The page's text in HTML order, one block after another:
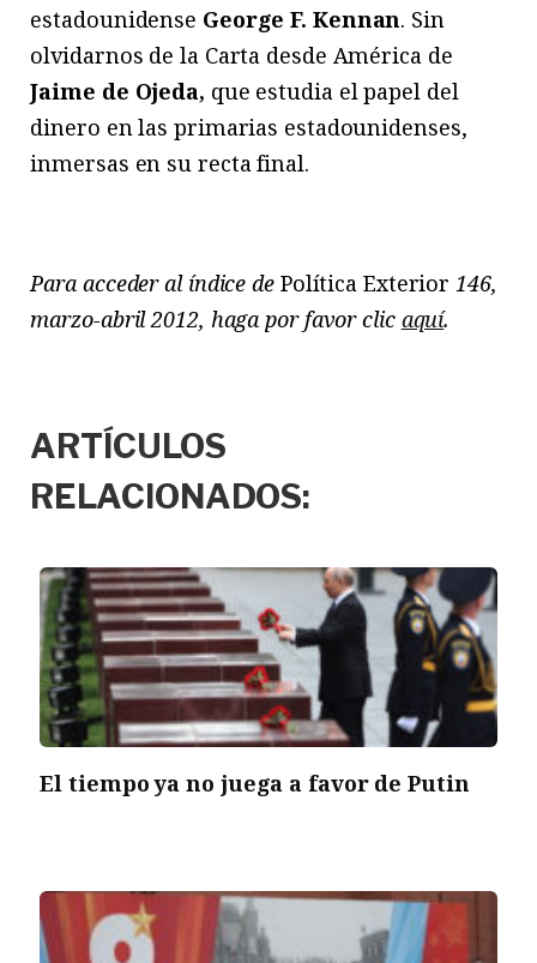
estadounidense George F. Kennan. Sin
olvidarnos de la Carta desde América de
Jaime de Ojeda, que estudia el papel del
dinero en las primarias estadounidenses,
inmersas en su recta final.
Para acceder al índice dePolítica Exterior 146,
marzo-abril 2012, haga por favor clic aquí.
ARTÍCULOS
RELACIONADOS:
El tiempo ya no juega a favor de Putin